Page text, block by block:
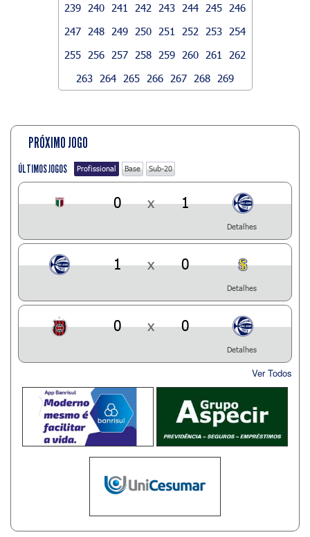
239
240 241 242 243 244 245
246
247
248 249 250 251 252 253
254
255
256 257 258 259 260 261
262
263
264 265 266 267 268 269
PRÓXIMO JOGO
ÚLTIMOS JOGOS Profissional Base Sub-20
0 x 1
Detalhes
1 x 0
Detalhes
0 x 0
Detalhes
Ver Todos